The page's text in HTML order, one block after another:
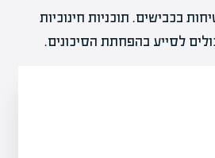
בכבישים. תוכניות חינוכיות
לסייע בהפחתת הסיכונים.